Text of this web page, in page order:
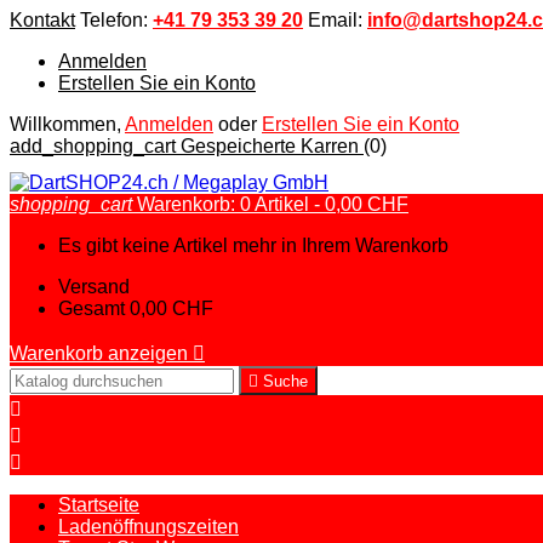
Kontakt Telefon: +41 79 353 39 20 Email:
Anmelden
Erstellen Sie ein Konto
Willkommen, Anmelden oder Erstellen Sie ein Konto
add_shopping_cartGespeicherte Karren (0)
shopping_cart Warenkorb: 0Artikel - 0,00 CHF
Es gibt keine Artikel mehr in Ihrem Warenkorb
Versand
Gesamt 0,00 CHF
Warenkorb anzeigen 
 Suche



Startseite
Ladenöffnungszeiten